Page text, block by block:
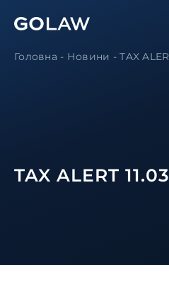
Головна - Новини -TAX
TAX ALERT